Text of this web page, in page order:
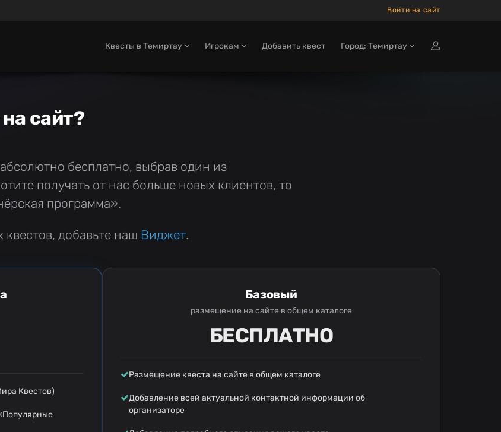
Войти на сайт
Квесты в Темиртау Игрокам Добавить квест Город: Темиртау
сайт?
бесплатно, выбрав один из
получать от нас больше новых клиентов, то
программа».
добавьте наш Виджет.
Квестов)
Базовый
размещение на сайте в общем каталоге
БЕСПЛАТНО
Размещение квеста на сайте в общем каталоге
Добавление всей актуальной контактной информации об
организаторе